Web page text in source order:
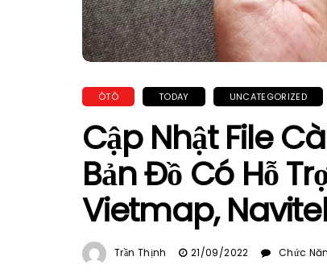
ÔTÔ TODAY UNCATEGORIZED
Cập Nhật File
Bản Đồ Có Hỗ
Vietmap,
Trần Thịnh 21/09/2022 Chức